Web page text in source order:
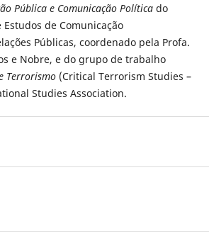
Pública e Comunicação Políticado
Estudos de Comunicação
Públicas, coordenado pela Profa.
e Nobre, e do grupo de trabalho
Terrorismo(Critical Terrorism Studies –
Studies Association.